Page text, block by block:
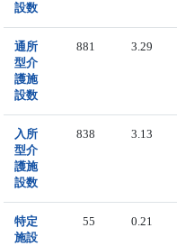
設数
通所
型介
護施
設数
881 3.29
入所
型介
護施
設数
838 3.13
特定
施設
55 0.21